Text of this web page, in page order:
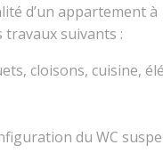
d’un appartement à
suivants :
cloisons, cuisine,
du WC